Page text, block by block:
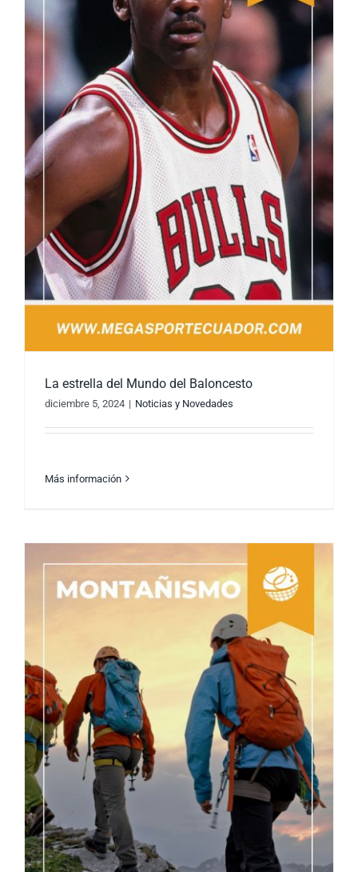
La estrella del Mundo del Baloncesto
La estrella del Mundo del Baloncesto
diciembre 5, 2024 | Noticias y Novedades
Más información